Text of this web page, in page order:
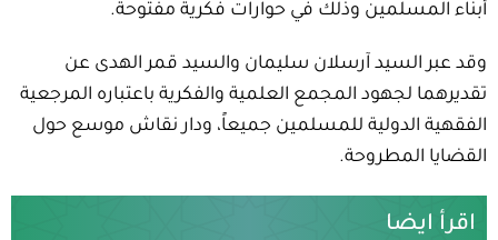
أبناء المسلمين وذلك في حوارات فكرية مفتوحة.
وقد عبر السيد آرسلان سليمان والسيد قمر الهدى عن
تقديرهما لجهود المجمع العلمية والفكرية باعتباره المرجعية
الفقهية الدولية للمسلمين جميعاً، ودار نقاش موسع حول
القضايا المطروحة.
اقرأ ايضا